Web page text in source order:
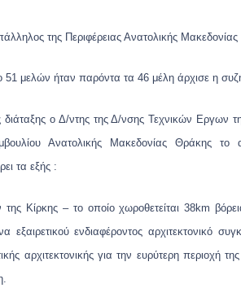
της Περιφέρειας Ανατολικής
μελών ήταν παρόντα τα 46 μέλη άρχισε η
διάταξης ο Δ/ντης της Δ/νσης Τεχνικών
Ανατολικής Μακεδονίας Θράκης το
τα εξής :
της Κίρκης – το οποίο χωροθετείται 38km
ενδιαφέροντος αρχιτεκτονικό
αρχιτεκτονικής για την ευρύτερη περιοχή